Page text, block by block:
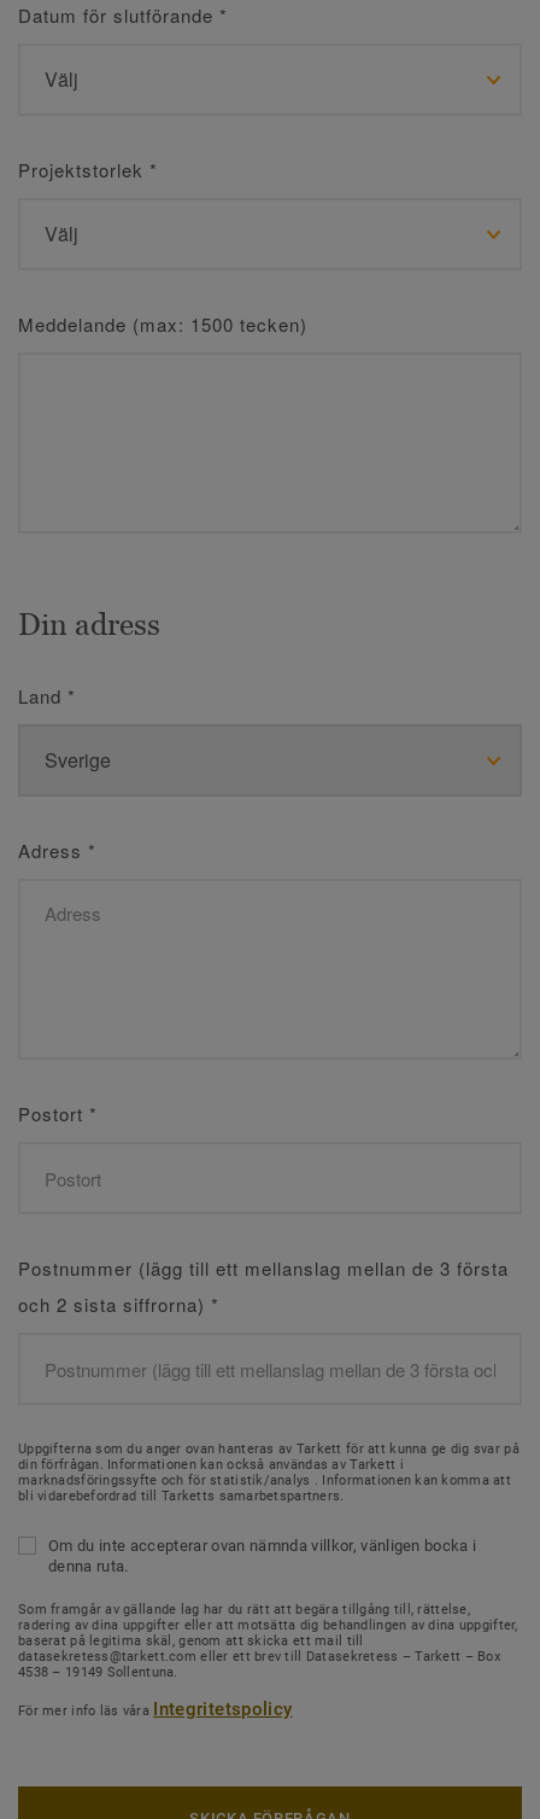
Datum för slutförande *
Projektstorlek *
Meddelande (max: 1500 tecken)
Din adress
Land *
Adress *
Postort *
Postnummer (lägg till ett mellanslag mellan de 3 första
och 2 sista siffrorna) *
Uppgifterna som du anger ovan hanteras av Tarkett för att kunna ge dig svar på
din förfrågan. Informationen kan också användas av Tarkett i
marknadsföringssyfte och för statistik/analys . Informationen kan komma att
bli vidarebefordrad till Tarketts samarbetspartners.
Om du inte accepterar ovan nämnda villkor, vänligen bocka i
denna ruta.
Som framgår av gällande lag har du rätt att begära tillgång till, rättelse,
radering av dina uppgifter eller att motsätta dig behandlingen av dina uppgifter,
baserat på legitima skäl, genom att skicka ett mail till
datasekretess@tarkett.com eller ett brev till Datasekretess – Tarkett – Box
4538 – 19149 Sollentuna.
För mer info läs våra Integritetspolicy